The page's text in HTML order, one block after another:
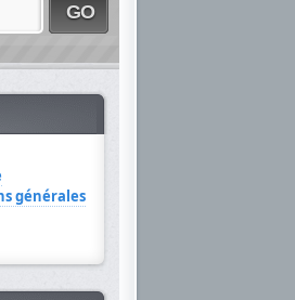
GO
générales